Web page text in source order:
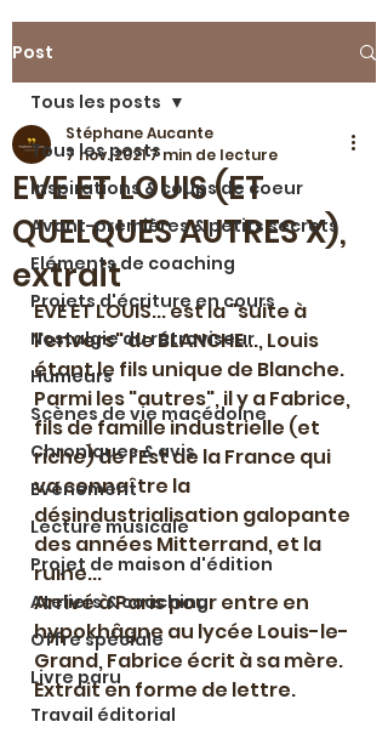
Post
Tous les posts
Inspirations & coups de coeur
Avant-premières & petits secrets
Eléments de coaching
Projets d'écriture en cours
Nostalgie du rétroviseur
Humeurs
Scènes de vie macédoine
Chroniques & avis
Evénement
Lecture musicale
Projet de maison d'édition
Ateliers & coaching
Offre spéciale
Livre paru
Travail éditorial
Tous les posts
EVE ET LOUIS (ET
QUELQUES AUTRES X),
extrait
Stéphane Aucante
7 nov. 20217 min de lecture
EVE ET LOUIS... est la "suite à
l'envers" de BLANCHE..., Louis
étant le fils unique de Blanche.
Parmi les "autres", il y a Fabrice,
fils de famille industrielle (et
riche) de l'Est de la France qui
va connaître la
désindustrialisation galopante
des années Mitterrand, et la
ruine...
Arrivé à Paris pour entre en
hypokhâgne au lycée Louis-le-
Grand, Fabrice écrit à sa mère.
Extrait en forme de lettre.